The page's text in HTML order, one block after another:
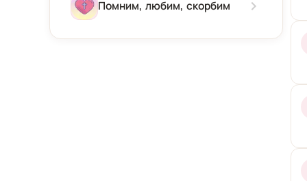
Помним, любим, скорбим